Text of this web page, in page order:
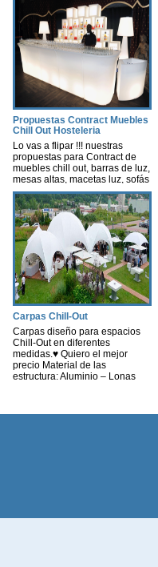
Propuestas Contract Muebles
Chill Out Hosteleria
Lo vas a flipar !!! nuestras
propuestas para Contract de
muebles chill out, barras de luz,
mesas altas, macetas luz, sofás
con luz, lámparas, decoración
con luz leds con autonomía
propia, nosotros te hacemos un
estudio según tus necesidades
y presupuesto. Contract-
instalaciones -Hosteleria -
muebles terraza chill out Ya sea
para cualquier tipo de Evento
[…]
Carpas Chill-Out
Carpas diseño para espacios
Chill-Out en diferentes
medidas.♥ Quiero el mejor
precio Material de las
estructura: Aluminio – Lonas